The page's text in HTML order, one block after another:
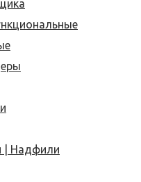
| Надфили